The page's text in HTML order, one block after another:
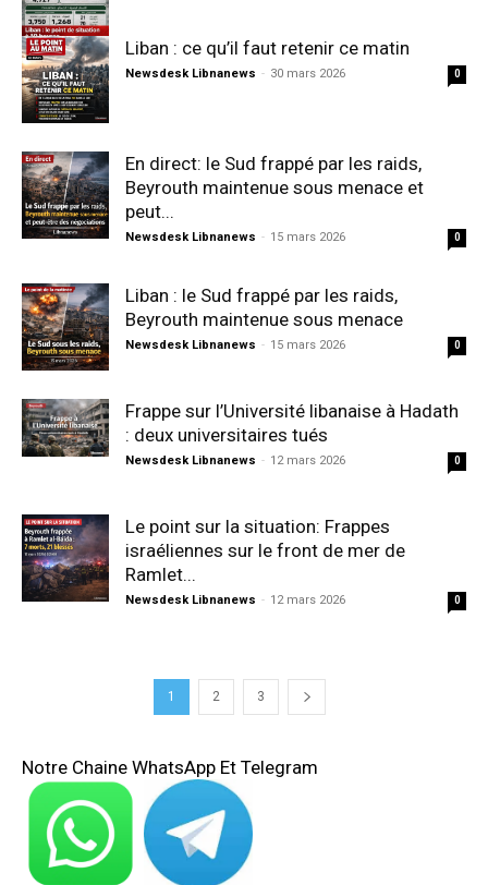
Liban : ce qu’il faut retenir ce matin
Newsdesk Libnanews - 30 mars 2026 0
En direct: le Sud frappé par les raids,
Beyrouth maintenue sous menace et
peut...
Newsdesk Libnanews - 15 mars 2026 0
Liban : le Sud frappé par les raids,
Beyrouth maintenue sous menace
Newsdesk Libnanews - 15 mars 2026 0
Frappe sur l’Université libanaise à Hadath
: deux universitaires tués
Newsdesk Libnanews - 12 mars 2026 0
Le point sur la situation: Frappes
israéliennes sur le front de mer de
Ramlet...
Newsdesk Libnanews - 12 mars 2026 0
1 2 3
Notre Chaine WhatsApp Et Telegram